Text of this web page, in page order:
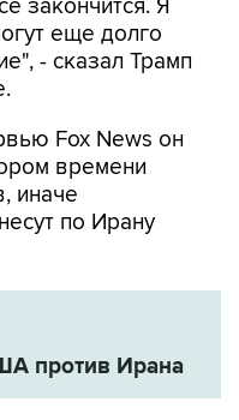
закончится. Я
еще долго
- сказал Трамп
Fox News он
времени
иначе
по Ирану
против Ирана